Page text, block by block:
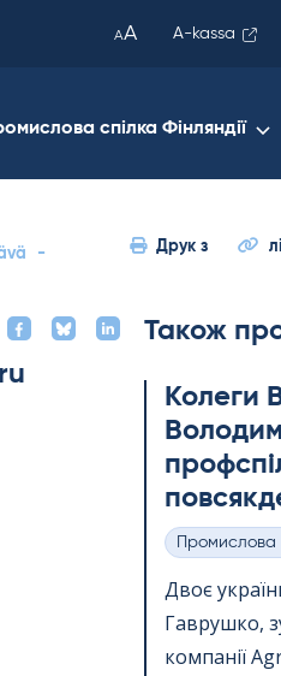
AA A-kassa
спілка Фінляндії
-
Друк з
Також
Колеги
Категорії
Промислова
Двоє
Гаврушко,
компанії